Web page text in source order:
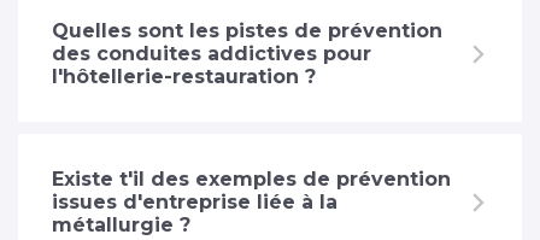
Quelles sont les pistes de prévention
des conduites addictives pour
l'hôtellerie-restauration ?
Existe t'il des exemples de prévention
issues d'entreprise liée à la
métallurgie ?